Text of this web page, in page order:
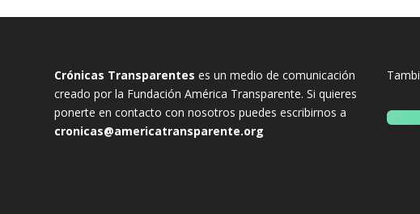
Crónicas Transparenteses un medio de comunicación
creado por la Fundación América Transparente. Si quieres
ponerte en contacto con nosotros puedes escribirnos a
cronicas@americatransparente.org